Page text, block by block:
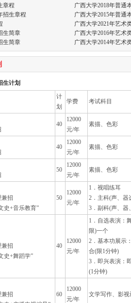
章程
广西大学2018年普通
招生章程
广西大学2015年普通
广西大学2021年艺术
生简章
广西大学2016年艺术
生简章
广西大学2014年艺术
生计划
计
划
学费 考试科目
40
12000
元/年
素描、色彩
40
12000
元/年
素描、色彩
50
12000
元/年
素描、色彩
招
史+音乐教育”
50
12000
元/年
1．视唱练耳
2．主科(声、器
3．副科(声、器
招
史+舞蹈学”
40
12000
元/年
1．自选表演：
限)一个
2．基本功展示
合(限1分钟)
3．即兴表演：
(1分钟)
招
60
12000
元/年
文学写作、影